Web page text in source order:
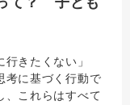
きたくない」
考に基づく行動で
、これらはすべて